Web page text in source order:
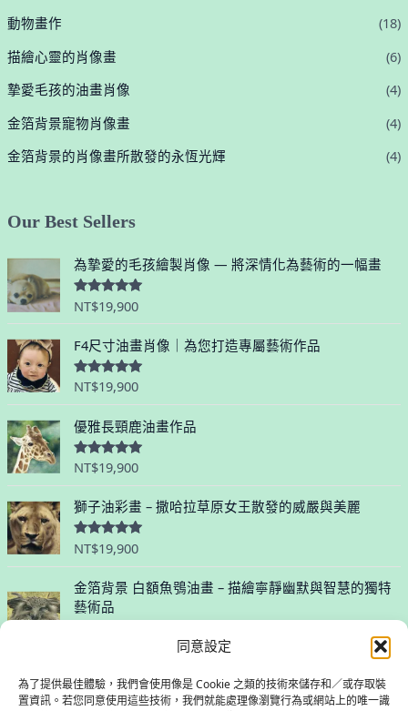
同意設定
為了提供最佳體驗，我們會使用像是 Cookie 之類的技術來儲存和／或存取裝
置資訊。若您同意使用這些技術，我們就能處理像瀏覽行為或網站上的唯一識
動物畫作
(18)
描繪心靈的肖像畫
(6)
摯愛毛孩的油畫肖像
(4)
金箔背景寵物肖像畫
(4)
金箔背景的肖像畫所散發的永恆光輝
(4)
Our Best Sellers
為摯愛的毛孩繪製肖像 — 將深情化為藝術的一幅畫
評分5.00
NT$19,900
F4尺寸油畫肖像｜為您打造專屬藝術作品
評分5.00
NT$19,900
優雅長頸鹿油畫作品
評分5.00
NT$19,900
獅子油彩畫 – 撒哈拉草原女王散發的威嚴與美麗
評分5.00
NT$19,900
金箔背景 白額魚鴞油畫 – 描繪寧靜幽默與智慧的獨特
藝術品
滿
分